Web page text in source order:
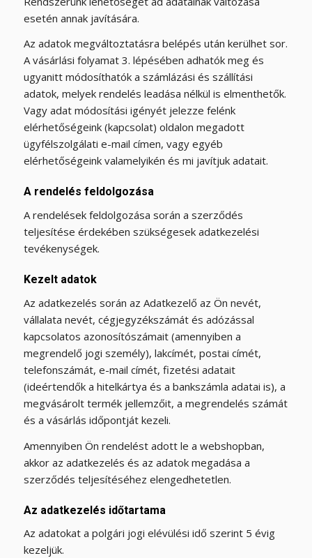
esetén annak javítására.
Az adatok megváltoztatásra belépés után kerülhet sor.
A vásárlási folyamat 3. lépésében adhatók meg és
ugyanitt módosíthatók a számlázási és szállítási
adatok, melyek rendelés leadása nélkül is elmenthetők.
Vagy adat módosítási igényét jelezze felénk
elérhetőségeink (kapcsolat) oldalon megadott
ügyfélszolgálati e-mail címen, vagy egyéb
elérhetőségeink valamelyikén és mi javítjuk adatait.
A rendelés feldolgozása
A rendelések feldolgozása során a szerződés
teljesítése érdekében szükségesek adatkezelési
tevékenységek.
Kezelt adatok
Az adatkezelés során az Adatkezelő az Ön nevét,
vállalata nevét, cégjegyzékszámát és adózással
kapcsolatos azonosítószámait (amennyiben a
megrendelő jogi személy), lakcímét, postai címét,
telefonszámát, e-mail címét, fizetési adatait
(ideértendők a hitelkártya és a bankszámla adatai is), a
megvásárolt termék jellemzőit, a megrendelés számát
és a vásárlás időpontját kezeli.
Amennyiben Ön rendelést adott le a webshopban,
akkor az adatkezelés és az adatok megadása a
szerződés teljesítéséhez elengedhetetlen.
Az adatkezelés időtartama
Az adatokat a polgári jogi elévülési idő szerint 5 évig
kezeljük.